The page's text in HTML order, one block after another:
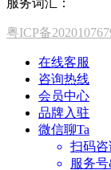
粤ICP备
在线客服
咨询热线
会员中心
品牌入驻
微信聊Ta
扫码咨
服务